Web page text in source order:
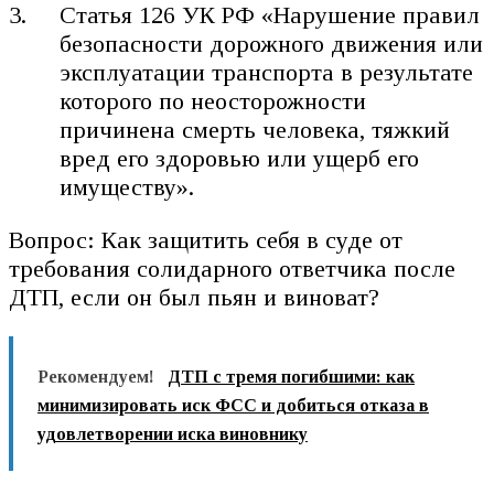
Статья 126 УК РФ «Нарушение правил
безопасности дорожного движения или
эксплуатации транспорта в результате
которого по неосторожности
причинена смерть человека, тяжкий
вред его здоровью или ущерб его
имуществу».
Вопрос: Как защитить себя в суде от
требования солидарного ответчика после
ДТП, если он был пьян и виноват?
Рекомендуем!
ДТП с тремя погибшими: как
минимизировать иск ФСС и добиться отказа в
удовлетворении иска виновнику